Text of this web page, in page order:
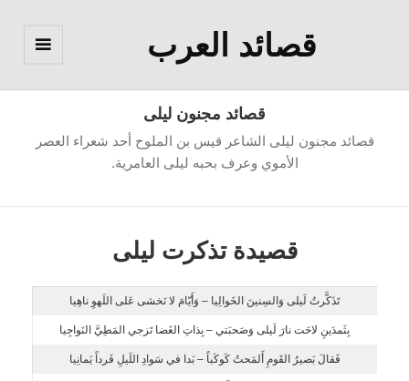
قصائد العرب
قصائد مجنون ليلى
قصائد مجنون ليلى الشاعر قيس بن الملوح أحد شعراء العصر
الأموي وعرف بحبه ليلى العامرية.
قصيدة تذكرت ليلى
تَذَكَّرتُ لَيلى وَالسِنينَ الخَوالِيا – وَأَيّامَ لا نَخشى عَلى اللَهوِ ناهِيا
بِثَمدَينِ لاحَت نارَ لَيلى وَصَحبَتي – بِذاتِ الغَضا تَزجي المَطِيَّ النَواجِيا
فَقالَ بَصيرُ القَومِ أَلمَحتُ كَوكَباً – بَدا في سَوادِ اللَيلِ فَرداً يَمانِيا